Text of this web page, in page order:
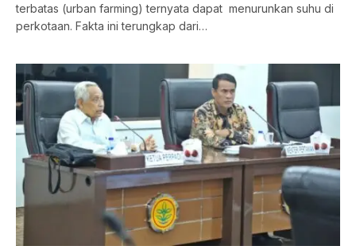
terbatas (urban farming) ternyata dapat menurunkan suhu di
perkotaan. Fakta ini terungkap dari…